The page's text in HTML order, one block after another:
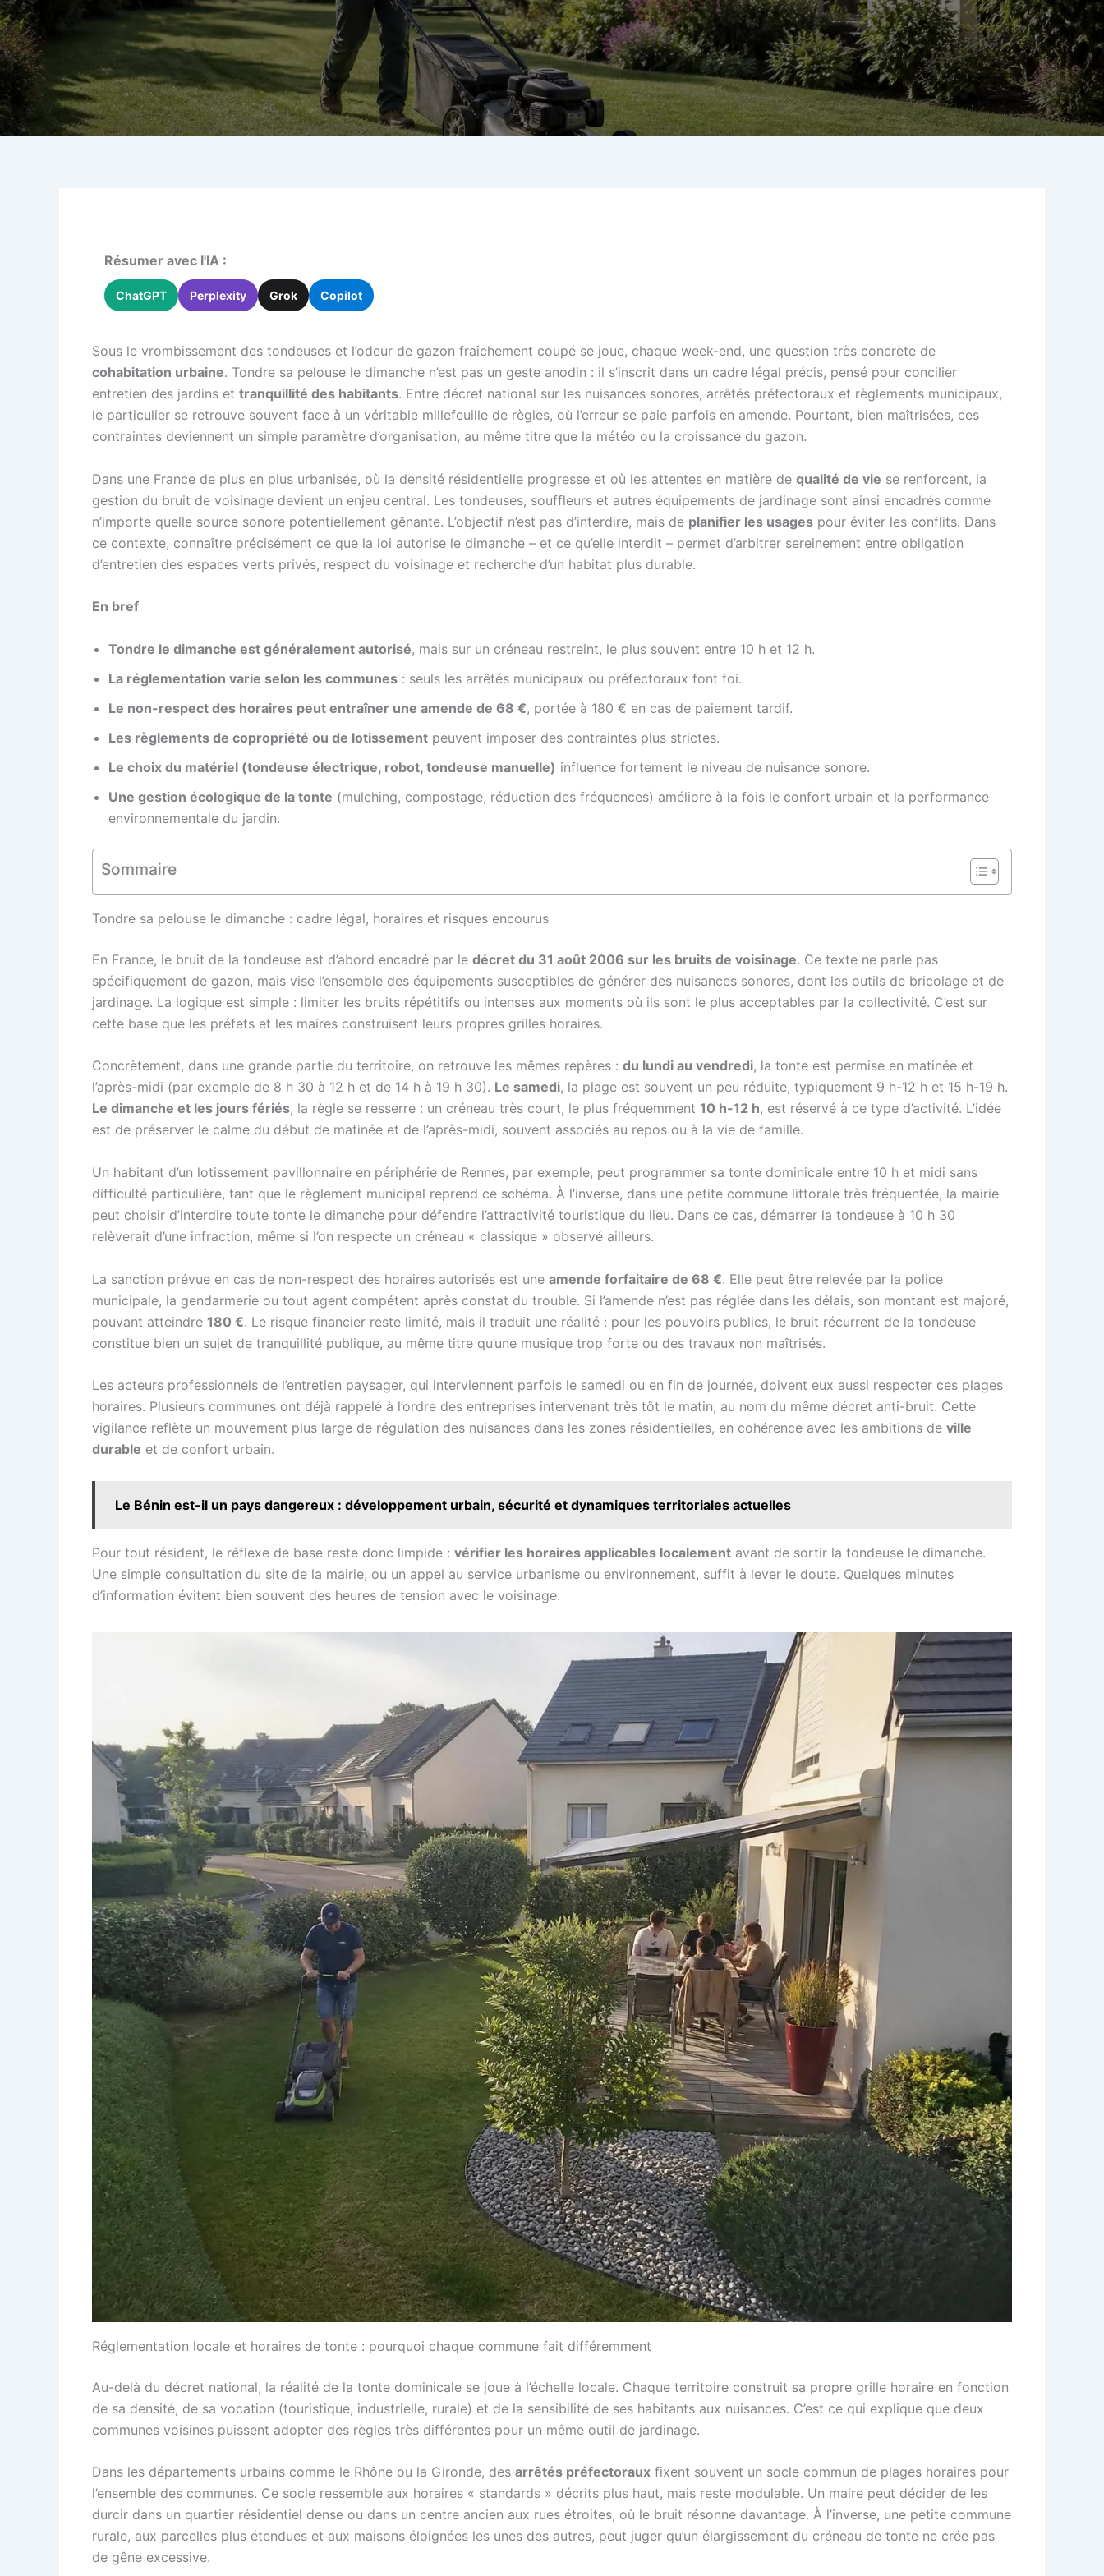
Résumer avec l'IA :
ChatGPT Perplexity Grok Copilot
Sous le vrombissement des tondeuses et l’odeur de gazon fraîchement coupé se joue, chaque week-end, une question très concrète de
cohabitation urbaine. Tondre sa pelouse le dimanche n’est pas un geste anodin : il s’inscrit dans un cadre légal précis, pensé pour concilier
entretien des jardins et tranquillité des habitants. Entre décret national sur les nuisances sonores, arrêtés préfectoraux et règlements municipaux,
le particulier se retrouve souvent face à un véritable millefeuille de règles, où l’erreur se paie parfois en amende. Pourtant, bien maîtrisées, ces
contraintes deviennent un simple paramètre d’organisation, au même titre que la météo ou la croissance du gazon.
Dans une France de plus en plus urbanisée, où la densité résidentielle progresse et où les attentes en matière de qualité de vie se renforcent, la
gestion du bruit de voisinage devient un enjeu central. Les tondeuses, souffleurs et autres équipements de jardinage sont ainsi encadrés comme
n’importe quelle source sonore potentiellement gênante. L’objectif n’est pas d’interdire, mais de planifier les usages pour éviter les conflits. Dans
ce contexte, connaître précisément ce que la loi autorise le dimanche – et ce qu’elle interdit – permet d’arbitrer sereinement entre obligation
d’entretien des espaces verts privés, respect du voisinage et recherche d’un habitat plus durable.
En bref
Tondre le dimanche est généralement autorisé, mais sur un créneau restreint, le plus souvent entre 10 h et 12 h.
La réglementation varie selon les communes : seuls les arrêtés municipaux ou préfectoraux font foi.
Le non-respect des horaires peut entraîner une amende de 68 €, portée à 180 € en cas de paiement tardif.
Les règlements de copropriété ou de lotissement peuvent imposer des contraintes plus strictes.
Le choix du matériel (tondeuse électrique, robot, tondeuse manuelle) influence fortement le niveau de nuisance sonore.
Une gestion écologique de la tonte (mulching, compostage, réduction des fréquences) améliore à la fois le confort urbain et la performance
environnementale du jardin.
Sommaire
Tondre sa pelouse le dimanche : cadre légal, horaires et risques encourus
En France, le bruit de la tondeuse est d’abord encadré par le décret du 31 août 2006 sur les bruits de voisinage. Ce texte ne parle pas
spécifiquement de gazon, mais vise l’ensemble des équipements susceptibles de générer des nuisances sonores, dont les outils de bricolage et de
jardinage. La logique est simple : limiter les bruits répétitifs ou intenses aux moments où ils sont le plus acceptables par la collectivité. C’est sur
cette base que les préfets et les maires construisent leurs propres grilles horaires.
Concrètement, dans une grande partie du territoire, on retrouve les mêmes repères : du lundi au vendredi, la tonte est permise en matinée et
l’après-midi (par exemple de 8 h 30 à 12 h et de 14 h à 19 h 30). Le samedi, la plage est souvent un peu réduite, typiquement 9 h-12 h et 15 h-19 h.
Le dimanche et les jours fériés, la règle se resserre : un créneau très court, le plus fréquemment 10 h-12 h, est réservé à ce type d’activité. L’idée
est de préserver le calme du début de matinée et de l’après-midi, souvent associés au repos ou à la vie de famille.
Un habitant d’un lotissement pavillonnaire en périphérie de Rennes, par exemple, peut programmer sa tonte dominicale entre 10 h et midi sans
difficulté particulière, tant que le règlement municipal reprend ce schéma. À l’inverse, dans une petite commune littorale très fréquentée, la mairie
peut choisir d’interdire toute tonte le dimanche pour défendre l’attractivité touristique du lieu. Dans ce cas, démarrer la tondeuse à 10 h 30
relèverait d’une infraction, même si l’on respecte un créneau « classique » observé ailleurs.
La sanction prévue en cas de non-respect des horaires autorisés est une amende forfaitaire de 68 €. Elle peut être relevée par la police
municipale, la gendarmerie ou tout agent compétent après constat du trouble. Si l’amende n’est pas réglée dans les délais, son montant est majoré,
pouvant atteindre 180 €. Le risque financier reste limité, mais il traduit une réalité : pour les pouvoirs publics, le bruit récurrent de la tondeuse
constitue bien un sujet de tranquillité publique, au même titre qu’une musique trop forte ou des travaux non maîtrisés.
Les acteurs professionnels de l’entretien paysager, qui interviennent parfois le samedi ou en fin de journée, doivent eux aussi respecter ces plages
horaires. Plusieurs communes ont déjà rappelé à l’ordre des entreprises intervenant très tôt le matin, au nom du même décret anti-bruit. Cette
vigilance reflète un mouvement plus large de régulation des nuisances dans les zones résidentielles, en cohérence avec les ambitions de ville
durable et de confort urbain.
Le Bénin est-il un pays dangereux : développement urbain, sécurité et dynamiques territoriales actuelles
Pour tout résident, le réflexe de base reste donc limpide : vérifier les horaires applicables localement avant de sortir la tondeuse le dimanche.
Une simple consultation du site de la mairie, ou un appel au service urbanisme ou environnement, suffit à lever le doute. Quelques minutes
d’information évitent bien souvent des heures de tension avec le voisinage.
Réglementation locale et horaires de tonte : pourquoi chaque commune fait différemment
Au-delà du décret national, la réalité de la tonte dominicale se joue à l’échelle locale. Chaque territoire construit sa propre grille horaire en fonction
de sa densité, de sa vocation (touristique, industrielle, rurale) et de la sensibilité de ses habitants aux nuisances. C’est ce qui explique que deux
communes voisines puissent adopter des règles très différentes pour un même outil de jardinage.
Dans les départements urbains comme le Rhône ou la Gironde, des arrêtés préfectoraux fixent souvent un socle commun de plages horaires pour
l’ensemble des communes. Ce socle ressemble aux horaires « standards » décrits plus haut, mais reste modulable. Un maire peut décider de les
durcir dans un quartier résidentiel dense ou dans un centre ancien aux rues étroites, où le bruit résonne davantage. À l’inverse, une petite commune
rurale, aux parcelles plus étendues et aux maisons éloignées les unes des autres, peut juger qu’un élargissement du créneau de tonte ne crée pas
de gêne excessive.